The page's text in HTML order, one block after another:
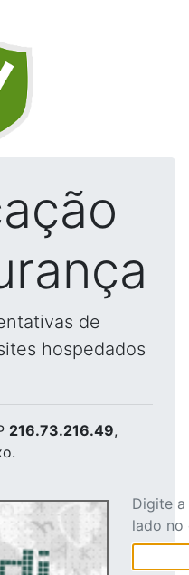
de
hospedados
216.73.216.49,
Digite
lado no